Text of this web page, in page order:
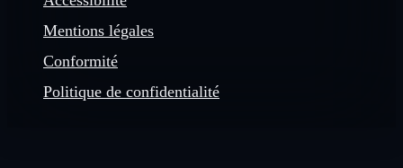
Mentions légales
Conformité
Politique de confidentialité